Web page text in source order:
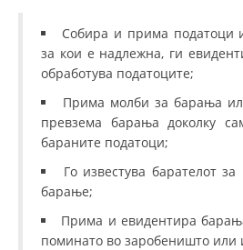
ПРОМОЦИЈА НА ХУМАНИ
УПОТРЕБА И ЗАШТИТА НА
КАКО ДА
Собира и прима податоци
за кои е надлежна, ги
обработува податоците;
Прима молби за барања
превзема барања доколку
бараните податоци;
Го известува барателот
барање;
Прима и евидентира
поминато во заробеништо или